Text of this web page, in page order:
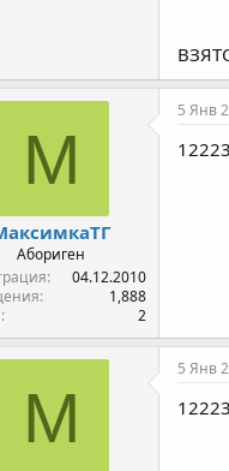
М
Абориген
04.12.2010
1,888
2
5 Янв
М
5 Янв